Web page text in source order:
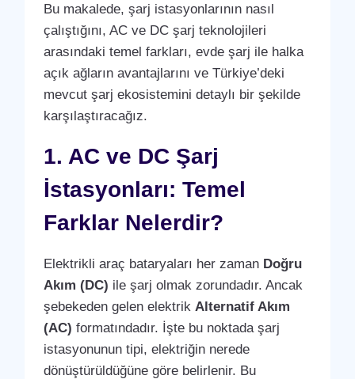
Bu makalede, şarj istasyonlarının nasıl
çalıştığını, AC ve DC şarj teknolojileri
arasındaki temel farkları, evde şarj ile halka
açık ağların avantajlarını ve Türkiye’deki
mevcut şarj ekosistemini detaylı bir şekilde
karşılaştıracağız.
1. AC ve DC Şarj
İstasyonları: Temel
Farklar Nelerdir?
Elektrikli araç bataryaları her zaman Doğru
Akım (DC) ile şarj olmak zorundadır. Ancak
şebekeden gelen elektrik Alternatif Akım
(AC) formatındadır. İşte bu noktada şarj
istasyonunun tipi, elektriğin nerede
dönüştürüldüğüne göre belirlenir. Bu